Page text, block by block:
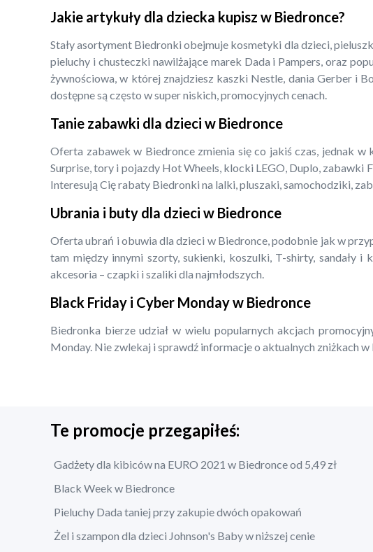
Jakie artykuły dla dziecka kupisz w Biedronce?
Stały asortyment Biedronki obejmuje kosmetyki dla dzieci,
pieluchy i chusteczki nawilżające marek Dada i Pampers, oraz
żywnościowa, w której znajdziesz kaszki Nestle, dania Gerber i
dostępne są często w super niskich, promocyjnych cenach.
Tanie zabawki dla dzieci w Biedronce
Oferta zabawek w Biedronce zmienia się co jakiś czas, jednak w
Surprise, tory i pojazdy Hot Wheels, klocki LEGO, Duplo, zabawki
Interesują Cię rabaty Biedronki na lalki, pluszaki, samochodziki,
Ubrania i buty dla dzieci w Biedronce
Oferta ubrań i obuwia dla dzieci w Biedronce, podobnie jak w
tam między innymi szorty, sukienki, koszulki, T-shirty, sandały
akcesoria – czapki i szaliki dla najmłodszych.
Black Friday i Cyber Monday w Biedronce
Biedronka bierze udział w wielu popularnych akcjach
Monday. Nie zwlekaj i sprawdź informacje o aktualnych zniżkach
Te promocje przegapiłeś:
Gadżety dla kibiców na EURO 2021 w Biedronce od 5,49 zł
Black Week w Biedronce
Pieluchy Dada taniej przy zakupie dwóch opakowań
Żel i szampon dla dzieci Johnson's Baby w niższej cenie